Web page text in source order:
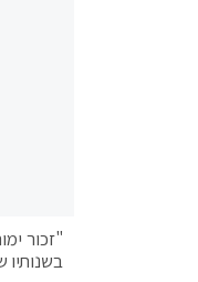
"זכור
בשנותיו